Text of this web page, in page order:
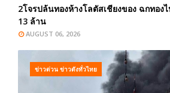
2โจรปล้นทองห้างโลตัสเชียงของ ฉกทอง
13 ล้าน
AUGUST 06, 2026
ข่าวด่วน ข่าวดังทั่วไทย